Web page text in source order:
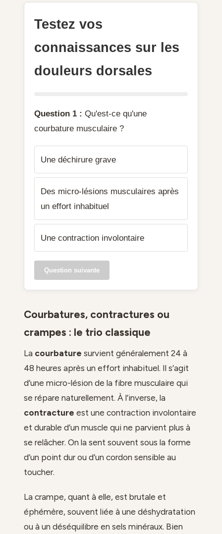
Testez vos
connaissances sur les
douleurs dorsales
Question 1 : Qu'est-ce qu'une
courbature musculaire ?
Une déchirure grave
Des micro-lésions musculaires après
un effort inhabituel
Une contraction involontaire
Question suivante
Courbatures, contractures ou
crampes : le trio classique
La courbature survient généralement 24 à
48 heures après un effort inhabituel. Il s’agit
d’une micro-lésion de la fibre musculaire qui
se répare naturellement. À l’inverse, la
contracture est une contraction involontaire
et durable d’un muscle qui ne parvient plus à
se relâcher. On la sent souvent sous la forme
d’un point dur ou d’un cordon sensible au
toucher.
La crampe, quant à elle, est brutale et
éphémère, souvent liée à une déshydratation
ou à un déséquilibre en sels minéraux. Bien